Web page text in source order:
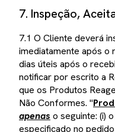
7. Inspeção,
7.1 O Cliente deverá
imediatamente após o
dias úteis após o
notificar por escrito a
que os Produtos
Não Conformes. "
apenas o seguinte: (i)
especificado no